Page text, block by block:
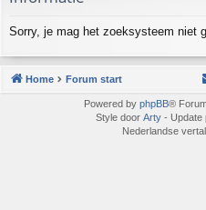
Sorry, je mag het zoeksysteem niet
Home Forum start
Powered by phpBB®
Style door Arty - Update
Nederlandse